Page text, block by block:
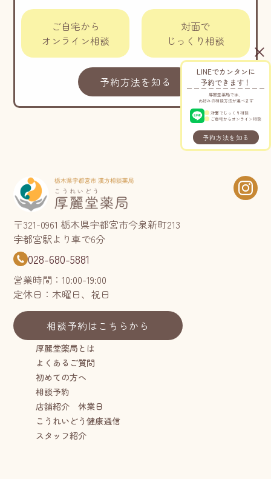
LINEでカンタンに
予約できます！
厚麗堂薬局では、
お好みの相談方法が選べます
対面でじっくり相談
ご自宅からオンライン相談
予約方法を知る
ご自宅から
オンライン相談
対面で
じっくり相談
予約方法を知る
〒321-0961 栃木県宇都宮市今泉新町213
宇都宮駅より車で6分
028-680-5881
営業時間：10:00-19:00
定休日：木曜日、祝日
相談予約はこちらから
厚麗堂薬局とは
よくあるご質問
初めての方へ
相談予約
店舗紹介 休業日
こうれいどう健康通信
スタッフ紹介